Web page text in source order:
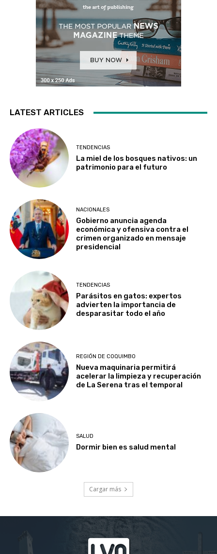
LATEST ARTICLES
TENDENCIAS
La miel de los bosques nativos: un
patrimonio para el futuro
NACIONALES
Gobierno anuncia agenda
económica y ofensiva contra el
crimen organizado en mensaje
presidencial
TENDENCIAS
Parásitos en gatos: expertos
advierten la importancia de
desparasitar todo el año
REGIÓN DE COQUIMBO
Nueva maquinaria permitirá
acelerar la limpieza y recuperación
de La Serena tras el temporal
SALUD
Dormir bien es salud mental
Cargar más